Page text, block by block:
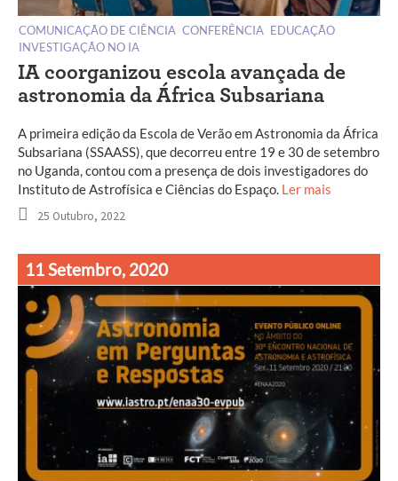
COMUNICAÇÃO DE CIÊNCIA CONFERÊNCIA EDUCAÇÃO
INVESTIGAÇÃO NO IA
IA coorganizou escola avançada de
astronomia da África Subsariana
A primeira edição da Escola de Verão em Astronomia da África
Subsariana (SSAASS), que decorreu entre 19 e 30 de setembro
no Uganda, contou com a presença de dois investigadores do
Instituto de Astrofísica e Ciências do Espaço. Ler mais
25 Outubro, 2022
11 Setembro, 2020